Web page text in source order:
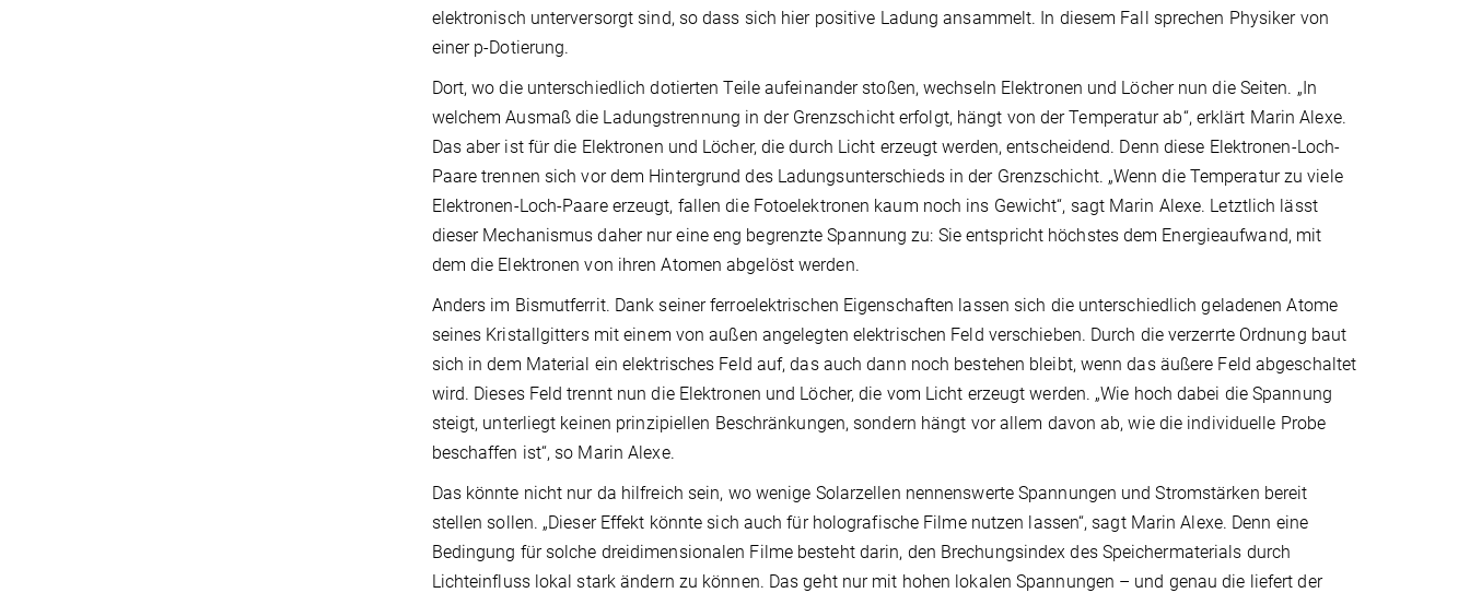
elektronisch unterversorgt sind, so dass sich hier positive Ladung ansammelt. In diesem Fall sprechen Physiker von
einer p-Dotierung.
Dort, wo die unterschiedlich dotierten Teile aufeinander stoßen, wechseln Elektronen und Löcher nun die Seiten. „In
welchem Ausmaß die Ladungstrennung in der Grenzschicht erfolgt, hängt von der Temperatur ab“, erklärt Marin Alexe.
Das aber ist für die Elektronen und Löcher, die durch Licht erzeugt werden, entscheidend. Denn diese Elektronen-Loch-
Paare trennen sich vor dem Hintergrund des Ladungsunterschieds in der Grenzschicht. „Wenn die Temperatur zu viele
Elektronen-Loch-Paare erzeugt, fallen die Fotoelektronen kaum noch ins Gewicht“, sagt Marin Alexe. Letztlich lässt
dieser Mechanismus daher nur eine eng begrenzte Spannung zu: Sie entspricht höchstes dem Energieaufwand, mit
dem die Elektronen von ihren Atomen abgelöst werden.
Anders im Bismutferrit. Dank seiner ferroelektrischen Eigenschaften lassen sich die unterschiedlich geladenen Atome
seines Kristallgitters mit einem von außen angelegten elektrischen Feld verschieben. Durch die verzerrte Ordnung baut
sich in dem Material ein elektrisches Feld auf, das auch dann noch bestehen bleibt, wenn das äußere Feld abgeschaltet
wird. Dieses Feld trennt nun die Elektronen und Löcher, die vom Licht erzeugt werden. „Wie hoch dabei die Spannung
steigt, unterliegt keinen prinzipiellen Beschränkungen, sondern hängt vor allem davon ab, wie die individuelle Probe
beschaffen ist“, so Marin Alexe.
Das könnte nicht nur da hilfreich sein, wo wenige Solarzellen nennenswerte Spannungen und Stromstärken bereit
stellen sollen. „Dieser Effekt könnte sich auch für holografische Filme nutzen lassen“, sagt Marin Alexe. Denn eine
Bedingung für solche dreidimensionalen Filme besteht darin, den Brechungsindex des Speichermaterials durch
Lichteinfluss lokal stark ändern zu können. Das geht nur mit hohen lokalen Spannungen – und genau die liefert der